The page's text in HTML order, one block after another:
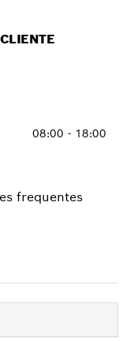
08:00 - 18:00
frequentes